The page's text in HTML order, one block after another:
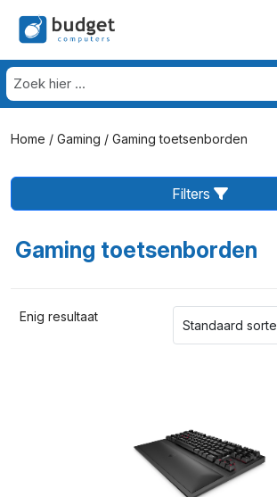
Home / Gaming / Gaming toetsenborden
Filters
Gaming toetsenborden
Enig resultaat